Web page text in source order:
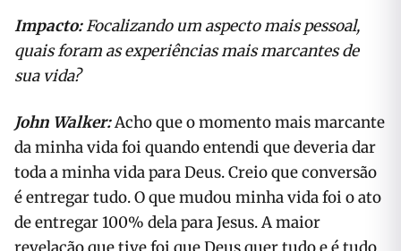
Impacto:Focalizando um aspecto mais pessoal,
quais foram as experiências mais marcantes de
sua vida?
John Walker:Acho que o momento mais marcante
da minha vida foi quando entendi que deveria dar
toda a minha vida para Deus. Creio que conversão
é entregar tudo. O que mudou minha vida foi o ato
de entregar 100% dela para Jesus. A maior